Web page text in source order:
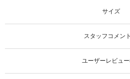
サイズ
スタッフコメン
ユーザーレビュ